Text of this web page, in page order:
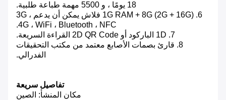
18 يومًا ، و 5500 مهمة طباعة طلبية.
6. 1G RAM + 8G (2G + 16G) فلاش يمكن أن يدعم 3G ،
4G ، WiFi ، Bluetooth ، NFC.
7. 1D الباركود أو 2D QR Code القراءة السريعة.
8. قارئ بصمات الأصابع معتمد من مكتب التحقيقات
الفدرالي.
تفاصيل سريعة
مكان المنشأ: الصين